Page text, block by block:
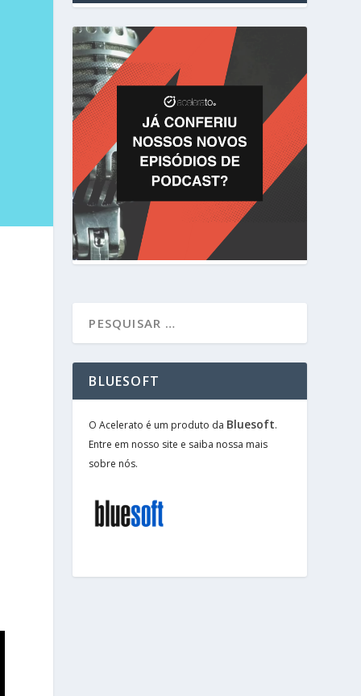
BLUESOFT
O Acelerato é um produto da Bluesoft.
Entre em nosso site e saiba nossa mais
sobre nós.